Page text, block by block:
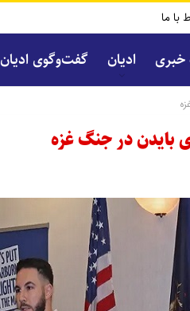
با ما
خبری ادیان گفت‌و‌گوی ادیان
بایدن در جنگ غزه